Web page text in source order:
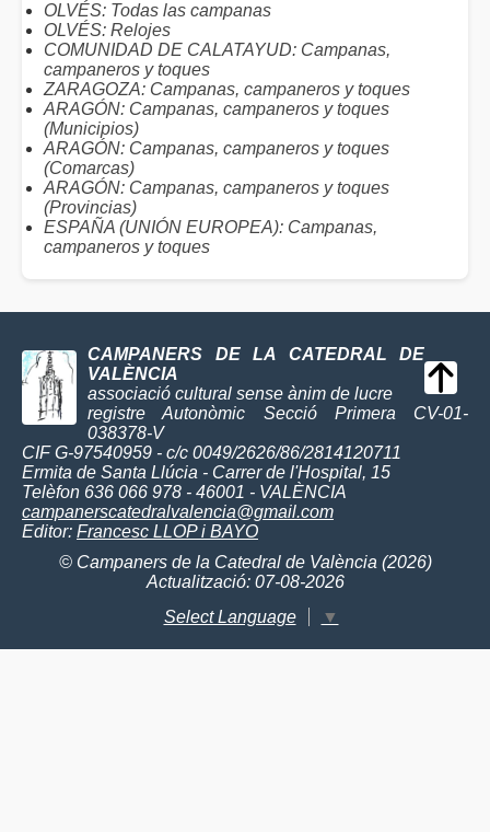
OLVÉS: Todas las campanas
OLVÉS: Relojes
COMUNIDAD DE CALATAYUD: Campanas,
campaneros y toques
ZARAGOZA: Campanas, campaneros y toques
ARAGÓN: Campanas, campaneros y toques
(Municipios)
ARAGÓN: Campanas, campaneros y toques
(Comarcas)
ARAGÓN: Campanas, campaneros y toques
(Provincias)
ESPAÑA (UNIÓN EUROPEA): Campanas,
campaneros y toques
CAMPANERS DE LA CATEDRAL DE
VALÈNCIA
associació cultural sense ànim de lucre
registre Autonòmic Secció Primera CV-01-
038378-V
CIF G-97540959 - c/c 0049/2626/86/2814120711
Ermita de Santa Llúcia - Carrer de l'Hospital, 15
Telèfon 636 066 978 - 46001 - VALÈNCIA
campanerscatedralvalencia@gmail.com
Editor: Francesc LLOP i BAYO
© Campaners de la Catedral de València (2026)
Actualització: 07-08-2026
Select Language
▼